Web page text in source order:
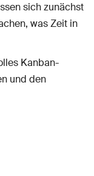
sich zunächst
was Zeit in
Kanban-
und den